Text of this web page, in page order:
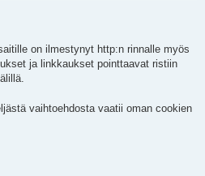
on ilmestynyt http:n rinnalle myös
ja linkkaukset pointtaavat ristiin
vaihtoehdosta vaatii oman cookien